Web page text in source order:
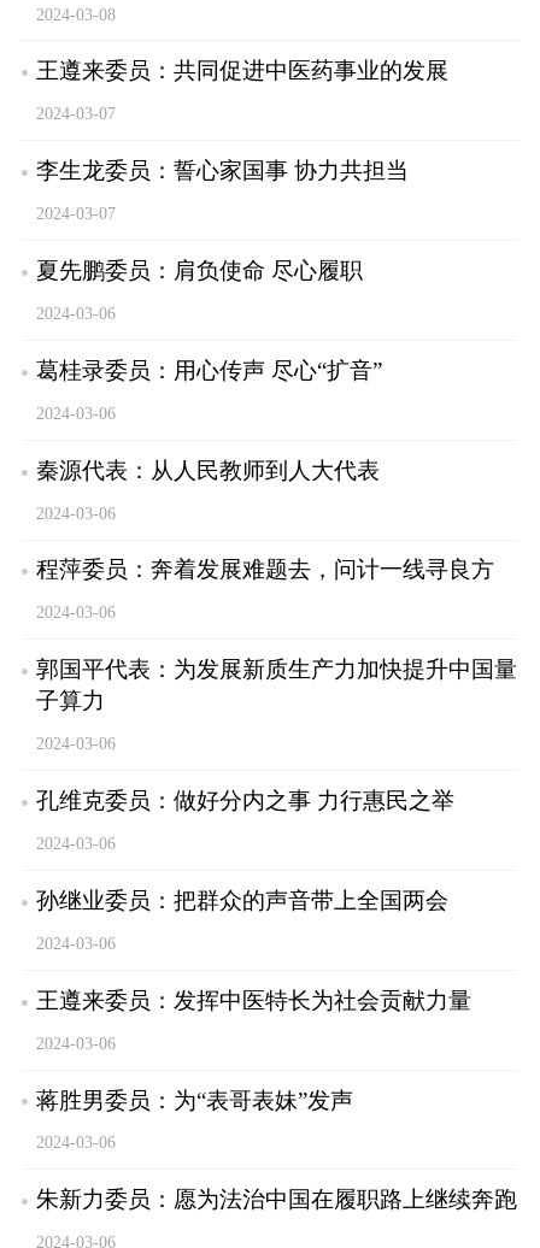
2024-03-08
王遵来委员：共同促进中医药事业的发展
2024-03-07
李生龙委员：誓心家国事 协力共担当
2024-03-07
夏先鹏委员：肩负使命 尽心履职
2024-03-06
葛桂录委员：用心传声 尽心“扩音”
2024-03-06
秦源代表：从人民教师到人大代表
2024-03-06
程萍委员：奔着发展难题去，问计一线寻良方
2024-03-06
郭国平代表：为发展新质生产力加快提升中国量
子算力
2024-03-06
孔维克委员：做好分内之事 力行惠民之举
2024-03-06
孙继业委员：把群众的声音带上全国两会
2024-03-06
王遵来委员：发挥中医特长为社会贡献力量
2024-03-06
蒋胜男委员：为“表哥表妹”发声
2024-03-06
朱新力委员：愿为法治中国在履职路上继续奔跑
2024-03-06